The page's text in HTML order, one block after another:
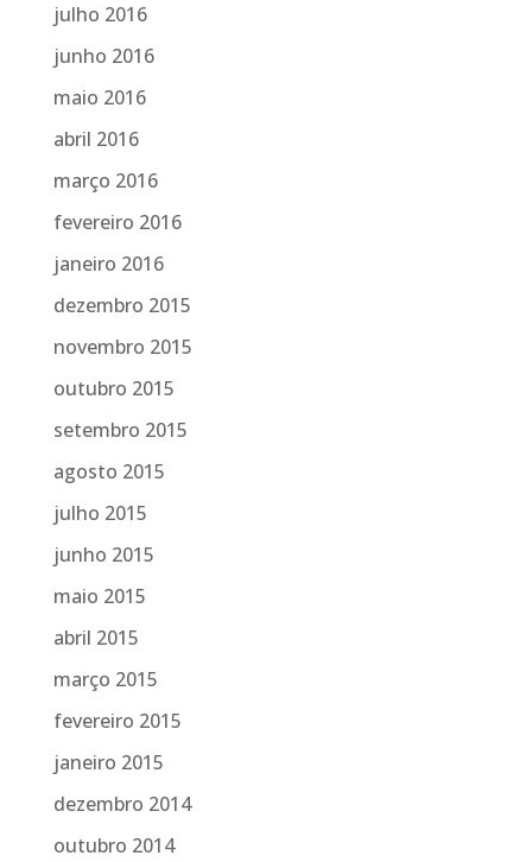
julho 2016
junho 2016
maio 2016
abril 2016
março 2016
fevereiro 2016
janeiro 2016
dezembro 2015
novembro 2015
outubro 2015
setembro 2015
agosto 2015
julho 2015
junho 2015
maio 2015
abril 2015
março 2015
fevereiro 2015
janeiro 2015
dezembro 2014
outubro 2014